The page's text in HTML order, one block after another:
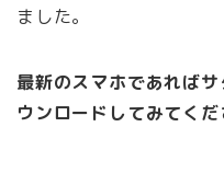
ました。
最新のスマホであれば
ウンロードしてみてくだ